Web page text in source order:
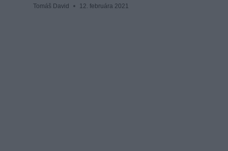
Tomáš David 12. februára 2021